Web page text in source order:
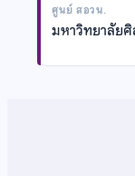
ศูนย์ สอวน.
มหาวิทยาลัย